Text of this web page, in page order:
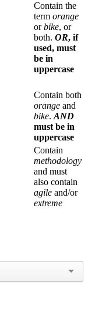
Contain the
term orange
orbike, or
both. OR, if
used, must
be in
uppercase
Contain both
orange and
bike. AND
must be in
uppercase
Contain
methodology
and must
also contain
agile and/or
extreme